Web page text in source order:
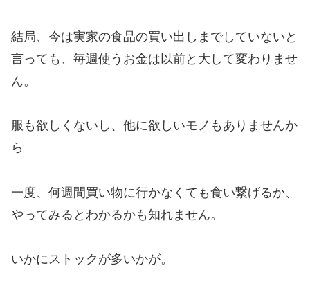
結局、今は実家の食品の買い出しまでしていないと
言っても、毎週使うお金は以前と大して変わりませ
ん。
服も欲しくないし、他に欲しいモノもありませんか
ら
一度、何週間買い物に行かなくても食い繋げるか、
やってみるとわかるかも知れません。
いかにストックが多いかが。